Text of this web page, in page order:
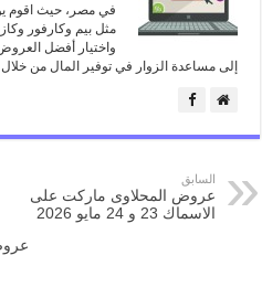
في مصر، حيث اقوم
مثل بيم وكارفور
واختيار أفضل
إلى مساعدة الزوار في توفير المال من
السابق
عروض المحلاوى ماركت على
الاسماك 23 و 24 مايو 2026